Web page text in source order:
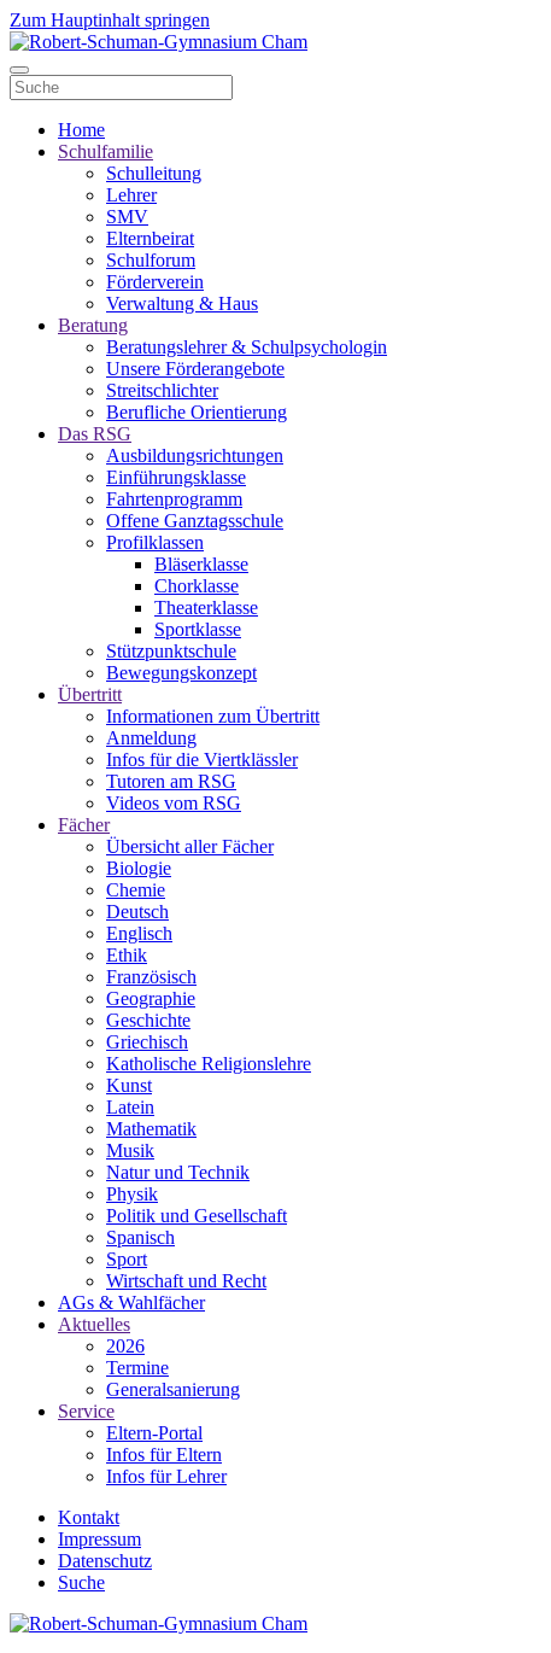
Zum Hauptinhalt springen
Home
Schulfamilie
Schulleitung
Lehrer
SMV
Elternbeirat
Schulforum
Förderverein
Verwaltung & Haus
Beratung
Beratungslehrer & Schulpsychologin
Unsere Förderangebote
Streitschlichter
Berufliche Orientierung
Das RSG
Ausbildungsrichtungen
Einführungsklasse
Fahrtenprogramm
Offene Ganztagsschule
Profilklassen
Bläserklasse
Chorklasse
Theaterklasse
Sportklasse
Stützpunktschule
Bewegungskonzept
Übertritt
Informationen zum Übertritt
Anmeldung
Infos für die Viertklässler
Tutoren am RSG
Videos vom RSG
Fächer
Übersicht aller Fächer
Biologie
Chemie
Deutsch
Englisch
Ethik
Französisch
Geographie
Geschichte
Griechisch
Katholische Religionslehre
Kunst
Latein
Mathematik
Musik
Natur und Technik
Physik
Politik und Gesellschaft
Spanisch
Sport
Wirtschaft und Recht
AGs & Wahlfächer
Aktuelles
2026
Termine
Generalsanierung
Service
Eltern-Portal
Infos für Eltern
Infos für Lehrer
Kontakt
Impressum
Datenschutz
Suche